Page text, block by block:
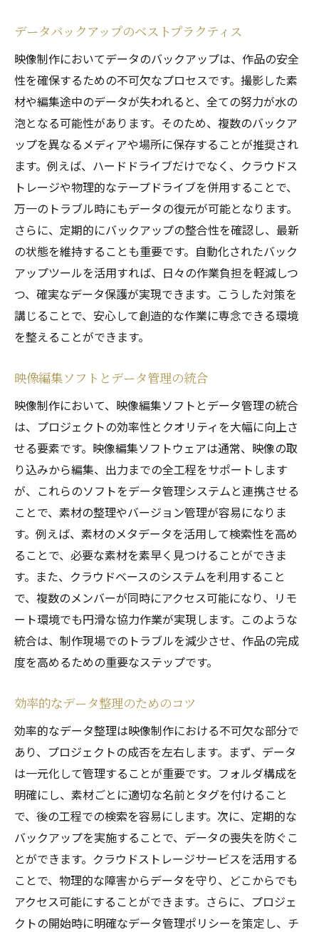
データバックアップのベストプラクティス
映像制作においてデータのバックアップは、作品の安全
性を確保するための不可欠なプロセスです。撮影した素
材や編集途中のデータが失われると、全ての努力が水の
泡となる可能性があります。そのため、複数のバックア
ップを異なるメディアや場所に保存することが推奨され
ます。例えば、ハードドライブだけでなく、クラウドス
トレージや物理的なテープドライブを併用することで、
万一のトラブル時にもデータの復元が可能となります。
さらに、定期的にバックアップの整合性を確認し、最新
の状態を維持することも重要です。自動化されたバック
アップツールを活用すれば、日々の作業負担を軽減しつ
つ、確実なデータ保護が実現できます。こうした対策を
講じることで、安心して創造的な作業に専念できる環境
を整えることができます。
映像編集ソフトとデータ管理の統合
映像制作において、映像編集ソフトとデータ管理の統合
は、プロジェクトの効率性とクオリティを大幅に向上さ
せる要素です。映像編集ソフトウェアは通常、映像の取
り込みから編集、出力までの全工程をサポートします
が、これらのソフトをデータ管理システムと連携させる
ことで、素材の整理やバージョン管理が容易になりま
す。例えば、素材のメタデータを活用して検索性を高め
ることで、必要な素材を素早く見つけることができま
す。また、クラウドベースのシステムを利用すること
で、複数のメンバーが同時にアクセス可能になり、リモ
ート環境でも円滑な協力作業が実現します。このような
統合は、制作現場でのトラブルを減少させ、作品の完成
度を高めるための重要なステップです。
効率的なデータ整理のためのコツ
効率的なデータ整理は映像制作における不可欠な部分で
あり、プロジェクトの成否を左右します。まず、データ
は一元化して管理することが重要です。フォルダ構成を
明確にし、素材ごとに適切な名前とタグを付けること
で、後の工程での検索を容易にします。次に、定期的な
バックアップを実施することで、データの喪失を防ぐこ
とができます。クラウドストレージサービスを活用する
ことで、物理的な障害からデータを守り、どこからでも
アクセス可能にすることができます。さらに、プロジェ
クトの開始時に明確なデータ管理ポリシーを策定し、チ